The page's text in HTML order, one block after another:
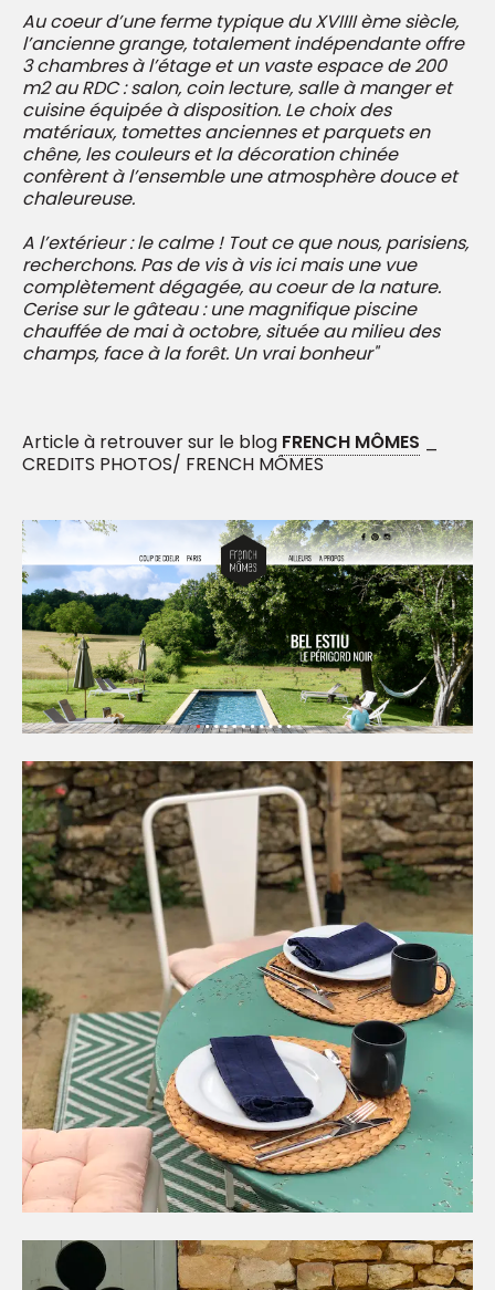
Au coeur d’une ferme typique du XVIIII ème siècle,
l’ancienne grange, totalement indépendante offre
3 chambres à l’étage et un vaste espace de 200
m2 au RDC : salon, coin lecture, salle à manger et
cuisine équipée à disposition. Le choix des
matériaux, tomettes anciennes et parquets en
chêne, les couleurs et la décoration chinée
confèrent à l’ensemble une atmosphère douce et
chaleureuse.
A l’extérieur : le calme ! Tout ce que nous, parisiens,
recherchons. Pas de vis à vis ici mais une vue
complètement dégagée, au coeur de la nature.
Cerise sur le gâteau : une magnifique piscine
chauffée de mai à octobre, située au milieu des
champs, face à la forêt. Un vrai bonheur"
Article à retrouver sur le blog FRENCH MÔMES
CREDITS PHOTOS/ FRENCH MÔMES